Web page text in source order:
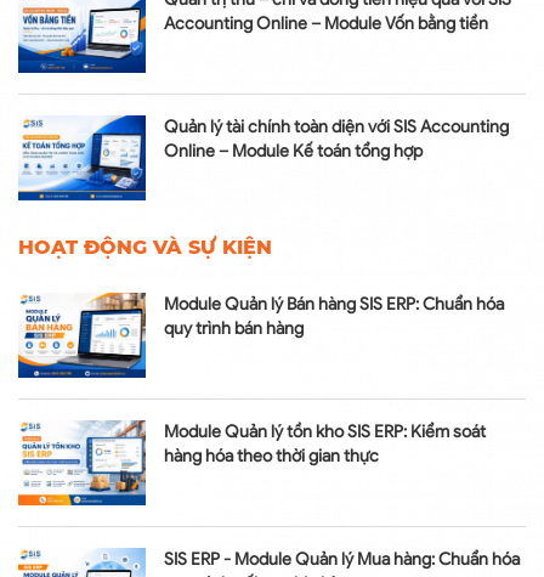
Accounting Online – Module Vốn bằng tiền
Quản lý tài chính toàn diện với SIS Accounting
Online – Module Kế toán tổng hợp
HOẠT ĐỘNG VÀ SỰ KIỆN
Module Quản lý Bán hàng SIS ERP: Chuẩn hóa
quy trình bán hàng
Module Quản lý tồn kho SIS ERP: Kiểm soát
hàng hóa theo thời gian thực
SIS ERP - Module Quản lý Mua hàng: Chuẩn hóa